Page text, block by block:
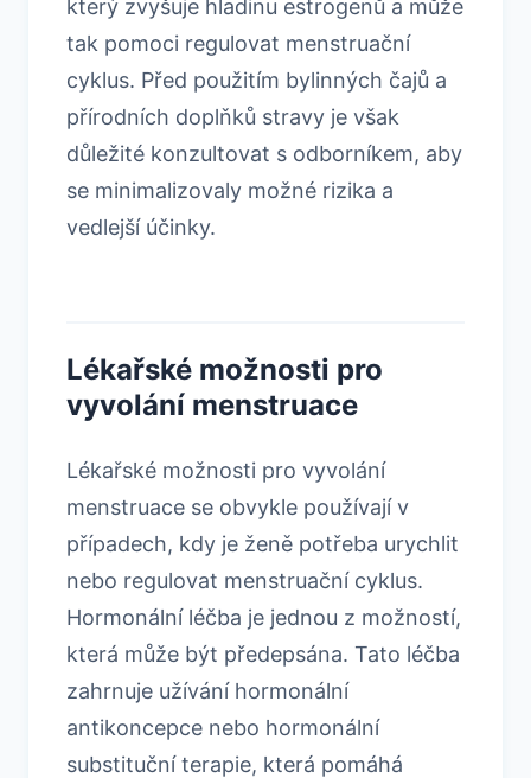
který zvyšuje hladinu estrogenů a může
tak pomoci regulovat menstruační
cyklus. Před použitím bylinných čajů a
přírodních doplňků stravy je však
důležité konzultovat s odborníkem, aby
se minimalizovaly možné rizika a
vedlejší účinky.
Lékařské možnosti pro
vyvolání menstruace
Lékařské možnosti pro vyvolání
menstruace se obvykle používají v
případech, kdy je ženě potřeba urychlit
nebo regulovat menstruační cyklus.
Hormonální léčba je jednou z možností,
která může být předepsána. Tato léčba
zahrnuje užívání hormonální
antikoncepce nebo hormonální
substituční terapie, která pomáhá